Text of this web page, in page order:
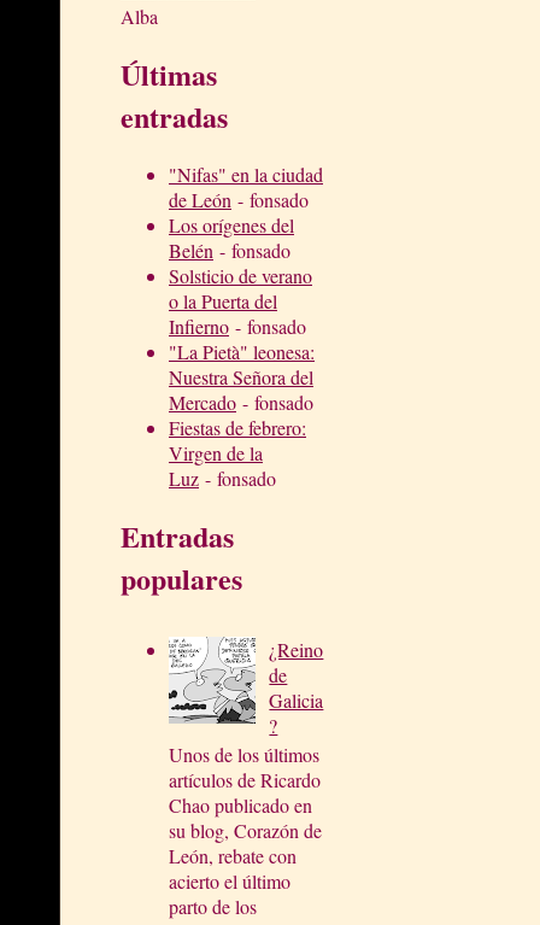
Alba
Últimas
entradas
"Nifas" en la ciudad
de León - fonsado
Los orígenes del
Belén - fonsado
Solsticio de verano
o la Puerta del
Infierno - fonsado
"La Pietà" leonesa:
Nuestra Señora del
Mercado - fonsado
Fiestas de febrero:
Virgen de la
Luz - fonsado
Entradas
populares
¿Reino
de
Galicia
?
Unos de los últimos
artículos de Ricardo
Chao publicado en
su blog, Corazón de
León, rebate con
acierto el último
parto de los